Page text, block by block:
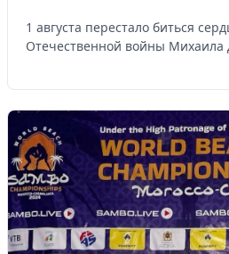
1 августа перестало биться
Отечественной войны